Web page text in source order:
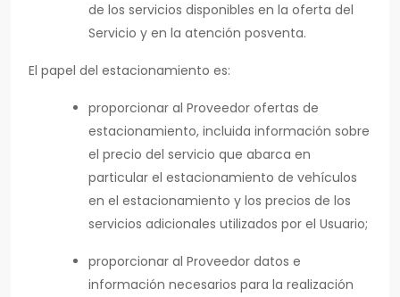
de los servicios disponibles en la oferta del
Servicio y en la atención posventa.
El papel del estacionamiento es:
proporcionar al Proveedor ofertas de
estacionamiento, incluida información sobre
el precio del servicio que abarca en
particular el estacionamiento de vehículos
en el estacionamiento y los precios de los
servicios adicionales utilizados por el Usuario;
proporcionar al Proveedor datos e
información necesarios para la realización